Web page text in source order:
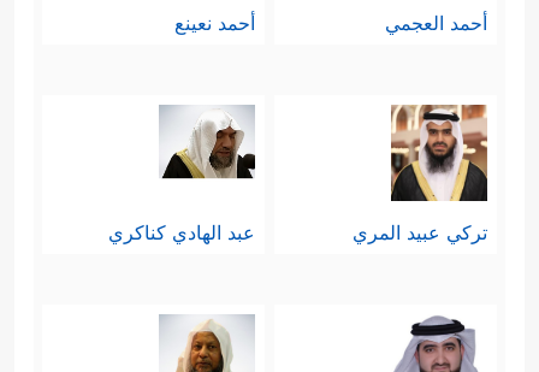
أحمد العجمي أحمد نعينع
تركي عبيد المري عبد الهادي كناكري